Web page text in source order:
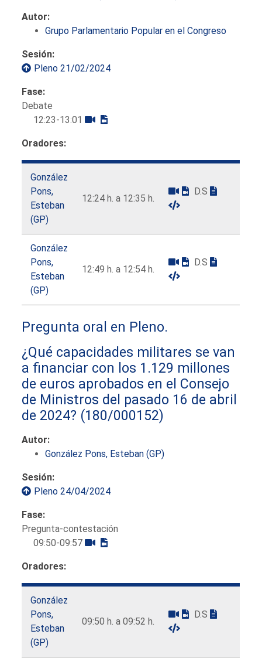
Autor:
Grupo Parlamentario Popular en el Congreso
Sesión:
Pleno 21/02/2024
Fase:
Debate
12:23-13:01
Oradores:
González
Pons,
Esteban
(GP)
12:24 h. a 12:35 h.
D.S
González
Pons,
Esteban
(GP)
12:49 h. a 12:54 h.
D.S
Pregunta oral en Pleno.
¿Qué capacidades militares se van
a financiar con los 1.129 millones
de euros aprobados en el Consejo
de Ministros del pasado 16 de abril
de 2024? (180/000152)
Autor:
González Pons, Esteban (GP)
Sesión:
Pleno 24/04/2024
Fase:
Pregunta-contestación
09:50-09:57
Oradores:
González
Pons,
Esteban
(GP)
09:50 h. a 09:52 h.
D.S